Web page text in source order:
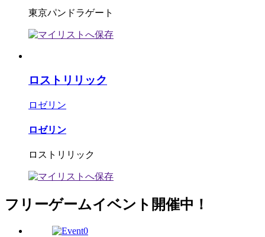
東京パンドラゲート
ロストリリック
ロゼリン
ロゼリン
ロストリリック
フリーゲームイベント開催中！